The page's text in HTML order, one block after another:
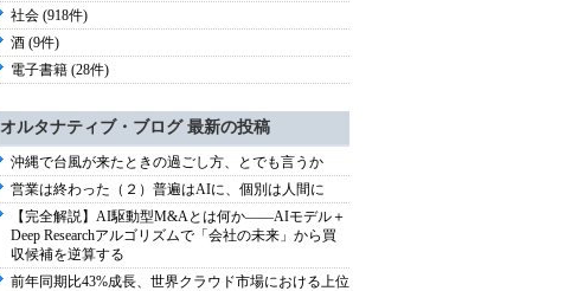
社会 (918件)
酒 (9件)
電子書籍 (28件)
オルタナティブ・ブログ 最新の投稿
沖縄で台風が来たときの過ごし方、とでも言うか
営業は終わった（２）普遍はAIに、個別は人間に
【完全解説】AI駆動型M&Aとは何か――AIモデル＋
Deep Researchアルゴリズムで「会社の未来」から買
収候補を逆算する
前年同期比43%成長、世界クラウド市場における上位